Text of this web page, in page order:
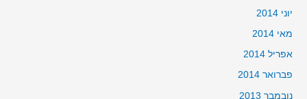
יוני 2014
מאי 2014
אפריל 2014
פברואר 2014
נובמבר 2013